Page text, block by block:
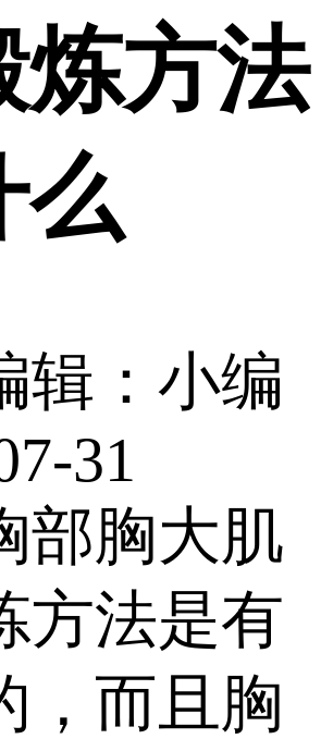
炼方法
么
辑：小编
31
胸大肌
方法是有
，而且胸